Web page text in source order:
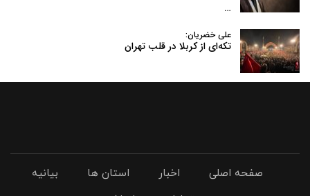
…
علی خضریان:
تکه‌ای از کربلا در قلب تهران
صفحه اصلی اخبار استان ها
بیانیه